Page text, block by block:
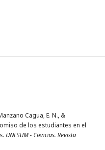
Cagua, E. N., &
de los estudiantes en el
UNESUM - Ciencias. Revista